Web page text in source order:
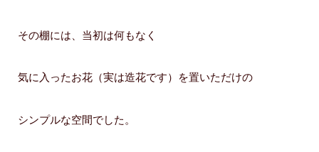
その棚には、当初は何もなく
気に入ったお花（実は造花です）を置いただけの
シンプルな空間でした。